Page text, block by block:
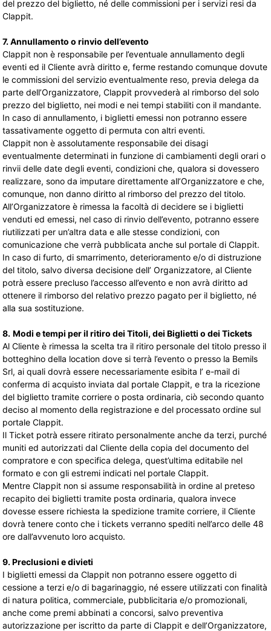
del prezzo del biglietto, né delle commissioni per i servizi resi da
Clappit.
7. Annullamento o rinvio dell’evento
Clappit non è responsabile per l’eventuale annullamento degli
eventi ed il Cliente avrà diritto e, ferme restando comunque dovute
le commissioni del servizio eventualmente reso, previa delega da
parte dell’Organizzatore, Clappit provvederà al rimborso del solo
prezzo del biglietto, nei modi e nei tempi stabiliti con il mandante.
In caso di annullamento, i biglietti emessi non potranno essere
tassativamente oggetto di permuta con altri eventi.
Clappit non è assolutamente responsabile dei disagi
eventualmente determinati in funzione di cambiamenti degli orari o
rinvii delle date degli eventi, condizioni che, qualora si dovessero
realizzare, sono da imputare direttamente all’Organizzatore e che,
comunque, non danno diritto al rimborso del prezzo del titolo.
All’Organizzatore è rimessa la facoltà di decidere se i biglietti
venduti ed emessi, nel caso di rinvio dell’evento, potranno essere
riutilizzati per un’altra data e alle stesse condizioni, con
comunicazione che verrà pubblicata anche sul portale di Clappit.
In caso di furto, di smarrimento, deterioramento e/o di distruzione
del titolo, salvo diversa decisione dell’ Organizzatore, al Cliente
potrà essere precluso l’accesso all’evento e non avrà diritto ad
ottenere il rimborso del relativo prezzo pagato per il biglietto, né
alla sua sostituzione.
8. Modi e tempi per il ritiro dei Titoli, dei Biglietti o dei Tickets
Al Cliente è rimessa la scelta tra il ritiro personale del titolo presso il
botteghino della location dove si terrà l’evento o presso la Bemils
Srl, ai quali dovrà essere necessariamente esibita l’ e-mail di
conferma di acquisto inviata dal portale Clappit, e tra la ricezione
del biglietto tramite corriere o posta ordinaria, ciò secondo quanto
deciso al momento della registrazione e del processato ordine sul
portale Clappit.
Il Ticket potrà essere ritirato personalmente anche da terzi, purché
muniti ed autorizzati dal Cliente della copia del documento del
compratore e con specifica delega, quest’ultima editabile nel
formato e con gli estremi indicati nel portale Clappit.
Mentre Clappit non si assume responsabilità in ordine al preteso
recapito dei biglietti tramite posta ordinaria, qualora invece
dovesse essere richiesta la spedizione tramite corriere, il Cliente
dovrà tenere conto che i tickets verranno spediti nell’arco delle 48
ore dall’avvenuto loro acquisto.
9. Preclusioni e divieti
I biglietti emessi da Clappit non potranno essere oggetto di
cessione a terzi e/o di bagarinaggio, né essere utilizzati con finalità
di natura politica, commerciale, pubblicitaria e/o promozionali,
anche come premi abbinati a concorsi, salvo preventiva
autorizzazione per iscritto da parte di Clappit e dell’Organizzatore,